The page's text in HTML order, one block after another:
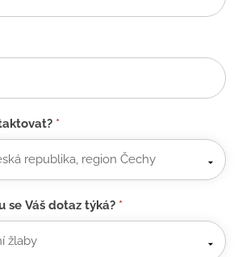
*
se Váš dotaz týká? *